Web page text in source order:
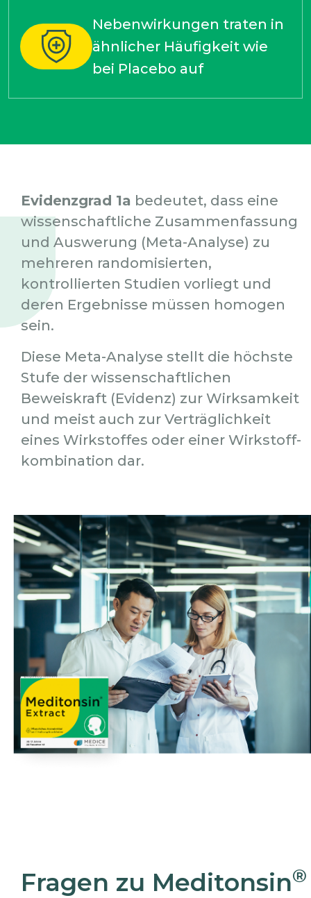
Nebenwirkungen traten in
ähnlicher Häufigkeit wie
bei Placebo auf
Evidenzgrad 1a bedeutet, dass eine
wissenschaftliche Zusammenfassung
und Auswerung (Meta-Analyse) zu
mehreren randomisierten,
kontrollierten Studien vorliegt und
deren Ergebnisse müssen homogen
sein.
Diese Meta-Analyse stellt die höchste
Stufe der wissenschaftlichen
Beweiskraft (Evidenz) zur Wirksamkeit
und meist auch zur Verträglichkeit
eines Wirkstoffes oder einer Wirkstoff-
kombination dar.
Fragen zu Meditonsin®